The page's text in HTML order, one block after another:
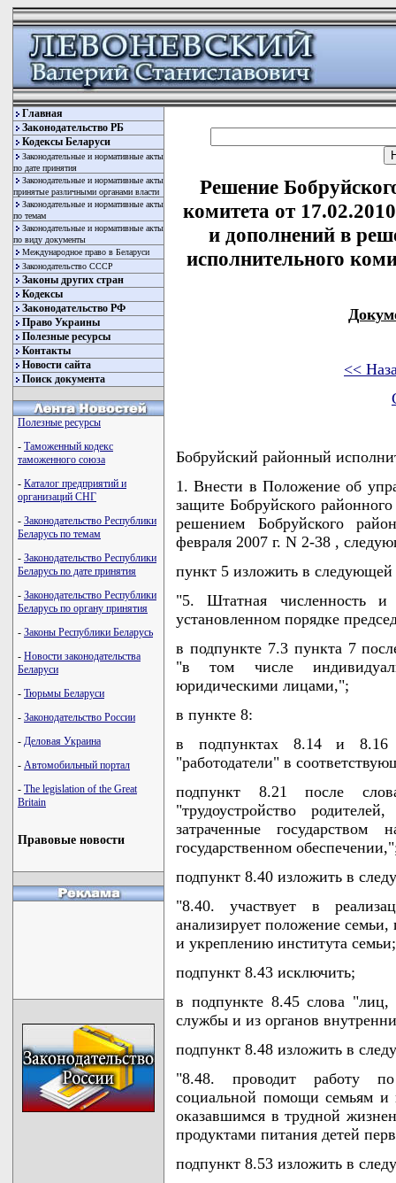
Главная
Законодательство РБ
Кодексы Беларуси
Законодательные и нормативные акты
по дате принятия
Законодательные и нормативные акты
принятые различными органами власти
Законодательные и нормативные акты
по темам
Законодательные и нормативные акты
по виду документы
Международное право в Беларуси
Законодательство СССР
Законы других стран
Кодексы
Законодательство РФ
Право Украины
Полезные ресурсы
Контакты
Новости сайта
Поиск документа
Полезные ресурсы
- Таможенный кодекс
таможенного союза
- Каталог предприятий и
организаций СНГ
- Законодательство Республики
Беларусь по темам
- Законодательство Республики
Беларусь по дате принятия
- Законодательство Республики
Беларусь по органу принятия
- Законы Республики Беларусь
- Новости законодательства
Беларуси
- Тюрьмы Беларуси
- Законодательство России
- Деловая Украина
- Автомобильный портал
- The legislation of the Great
Britain
Правовые новости
Решение
комитета от
и дополнений в
исполнительного
<<
Бобруйский районный
1. Внести в Положение об
защите Бобруйского
решением Бобруйского
февраля 2007 г. N 2-38 ,
пункт 5 изложить в следующей
"5. Штатная численность и
установленном порядке
в подпункте 7.3 пункта 7
"в том числе
юридическими лицами,";
в пункте 8:
в подпунктах 8.14 и 8.16
"работодатели" в
подпункт 8.21 после
"трудоустройство
затраченные
государственном
подпункт 8.40 изложить в
"8.40. участвует в
анализирует положение
и укреплению института
подпункт 8.43 исключить;
в подпункте 8.45 слова "лиц,
службы и из органов
подпункт 8.48 изложить в
"8.48. проводит работу по
социальной помощи семьям и
оказавшимся в трудной
продуктами питания детей
подпункт 8.53 изложить в